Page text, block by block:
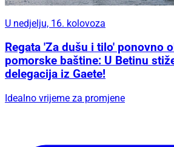
U nedjelju, 16. kolovoza
Regata 'Za dušu i tilo' ponovno
pomorske baštine: U Betinu
delegacija iz Gaete!
Idealno vrijeme za promjene